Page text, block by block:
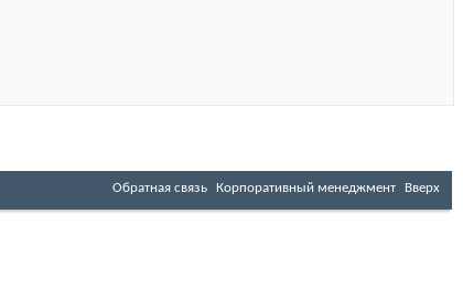
Обратная связь Корпоративный менеджмент Вверх